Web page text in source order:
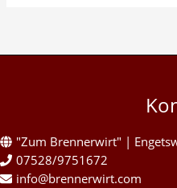
"Zum Brennerwirt" |
07528/9751672
info@brennerwirt.com